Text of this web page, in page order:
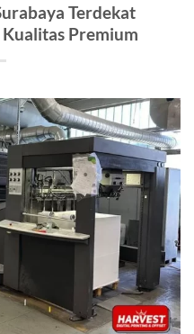
Terdekat
Premium